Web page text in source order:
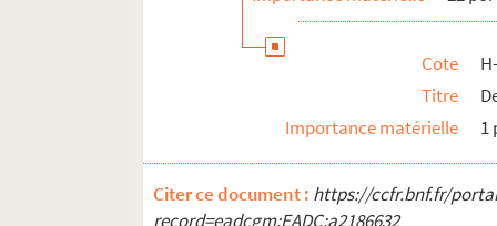
Cote
Titre
Importance matérielle
1
Citer ce document : https://ccfr.bnf.fr/
record=eadcgm:EADC:a2186632